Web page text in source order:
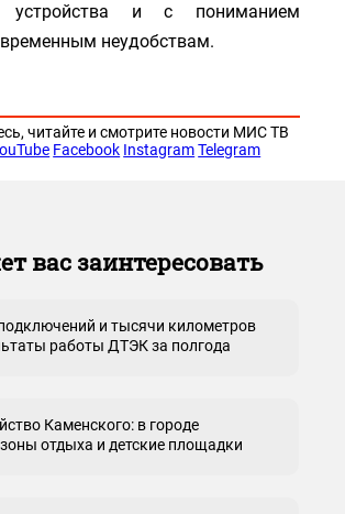
устройства и с пониманием
временным неудобствам.
читайте и смотрите новости МИС ТВ
Facebook Instagram Telegram
вас заинтересовать
и тысячи километров
работы ДТЭК за полгода
Каменского: в городе
отдыха и детские площадки